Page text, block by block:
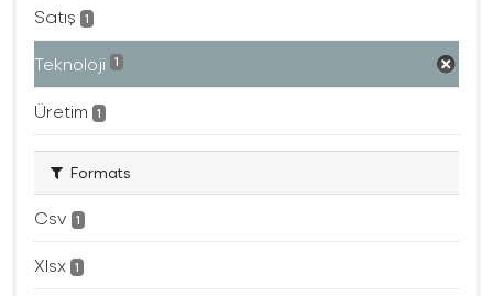
Satış 1
Teknoloji 1
Üretim 1
Formats
Csv 1
Xlsx 1